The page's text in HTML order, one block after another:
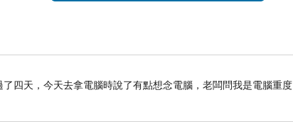
四天，今天去拿電腦時說了有點想念電腦，老闆問我是電腦重度